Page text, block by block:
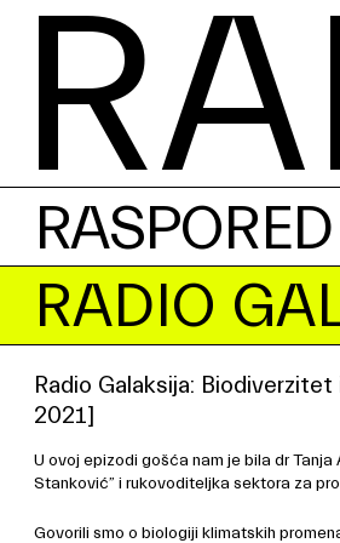
RASPORED
RADIO
Radio Galaksija:
2021]
U ovoj epizodi gošća nam je bila dr
Stanković” i rukovoditeljka sektora za
Govorili smo o biologiji klimatskih